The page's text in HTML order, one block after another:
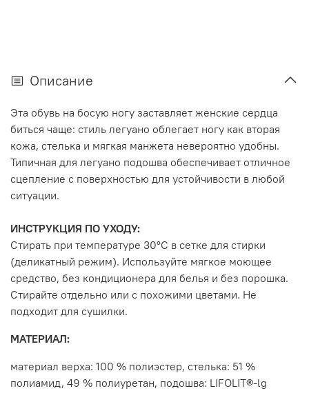
Описание
Эта обувь на босую ногу заставляет женские сердца
биться чаще: стиль легуано облегает ногу как вторая
кожа, стелька и мягкая манжета невероятно удобны.
Типичная для легуано подошва обеспечивает отличное
сцепление с поверхностью для устойчивости в любой
ситуации.
ИНСТРУКЦИЯ ПО УХОДУ:
Стирать при температуре 30°С в сетке для стирки
(деликатный режим). Используйте мягкое моющее
средство, без кондиционера для белья и без порошка.
Стирайте отдельно или с похожими цветами. Не
подходит для сушилки.
МАТЕРИАЛ:
материал верха: 100 % полиэстер, стелька: 51 %
полиамид, 49 % полиуретан, подошва: LIFOLIT®-lg